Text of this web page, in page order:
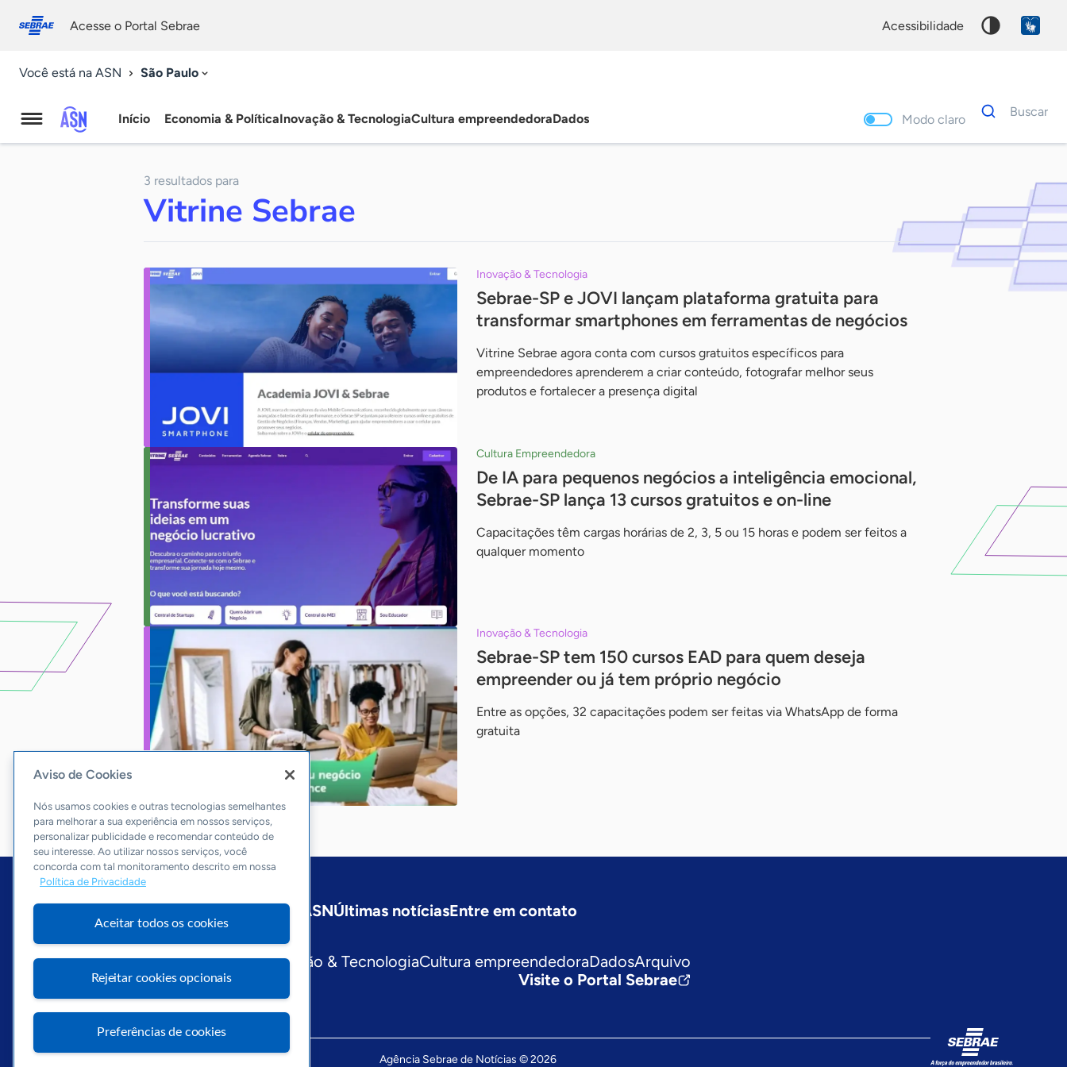
conosco
Acesse o Portal Sebrae acessibilidade
Você está na ASN São Paulo
Agência
Notícias
Início Economia & PolíticaInovação & TecnologiaCultura empreendedoraDados Modo claro
Dados
para
Buscar
3 resultados para
Vitrine Sebrae
Inovação & Tecnologia
Sebrae-SP e JOVI lançam plataforma gratuita para
transformar smartphones em ferramentas de negócios
Vitrine Sebrae agora conta com cursos gratuitos específicos para
empreendedores aprenderem a criar conteúdo, fotografar melhor seus
produtos e fortalecer a presença digital
Cultura Empreendedora
De IA para pequenos negócios a inteligência emocional,
Sebrae-SP lança 13 cursos gratuitos e on-line
Capacitações têm cargas horárias de 2, 3, 5 ou 15 horas e podem ser feitos a
qualquer momento
Inovação & Tecnologia
Sebrae-SP tem 150 cursos EAD para quem deseja
empreender ou já tem próprio negócio
Entre as opções, 32 capacitações podem ser feitas via WhatsApp de forma
gratuita
Sobre a ASNÚltimas notíciasEntre em contato
Editorias
Economia & PolíticaInovação & TecnologiaCultura empreendedoraDadosArquivo
Visite o Portal Sebrae
Agência Sebrae de Notícias © 2026
Aviso de Cookies
Nós usamos cookies e outras tecnologias semelhantes
para melhorar a sua experiência em nossos serviços,
personalizar publicidade e recomendar conteúdo de
seu interesse. Ao utilizar nossos serviços, você
concorda com tal monitoramento descrito em nossa
Política de Privacidade
Aceitar todos os cookies
Rejeitar cookies opcionais
Preferências de cookies